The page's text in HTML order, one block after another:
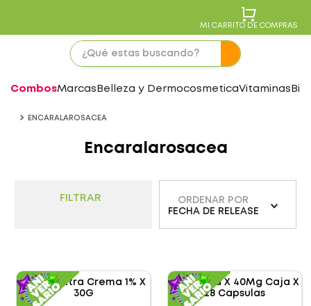
MI CARRITO DE COMPRAS
CombosMarcas Belleza y DermocosmeticaVitaminas
ENCARALAROSACEA
Encaralarosacea
FILTRAR
ORDENAR POR
FECHA DE RELEASE